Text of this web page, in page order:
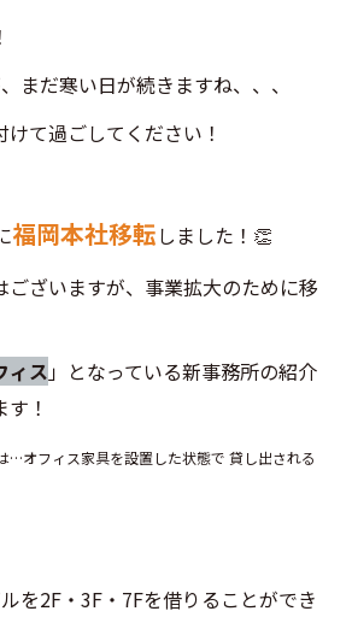
まだ寒い日が続きますね、、、
て過ごしてください！
福岡本社移転しました！👏
ございますが、事業拡大のために移
ィス」となっている新事務所の紹介
！
…オフィス家具を設置した状態で 貸し出される
を2F・3F・7Fを借りることができ